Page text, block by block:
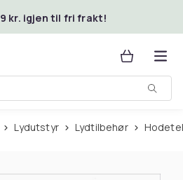
kr. igjen til fri frakt!
Lydutstyr Lydtilbehør